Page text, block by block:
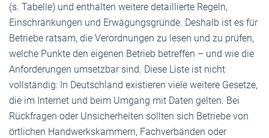
(s. Tabelle) und enthalten weitere detaillierte Regeln,
Einschränkungen und Erwägungsgründe. Deshalb ist es für
Betriebe ratsam, die Verordnungen zu lesen und zu prüfen,
welche Punkte den eigenen Betrieb betreffen – und wie die
Anforderungen umsetzbar sind. Diese Liste ist nicht
vollständig: In Deutschland existieren viele weitere Gesetze,
die im Internet und beim Umgang mit Daten gelten. Bei
Rückfragen oder Unsicherheiten sollten sich Betriebe von
örtlichen Handwerkskammern, Fachverbänden oder